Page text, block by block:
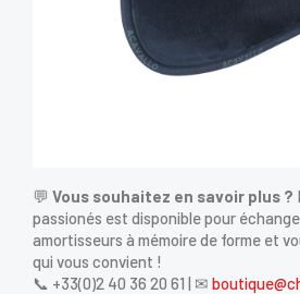
💬 Vous souhaitez en savoir plus ?
passionés est disponible pour
amortisseurs à mémoire de forme et
qui vous convient !
📞 +33(0)2 40 36 20 61 | ✉